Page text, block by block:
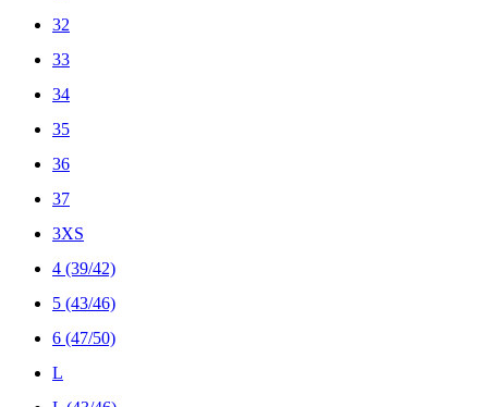
32
33
34
35
36
37
3XS
4 (39/42)
5 (43/46)
6 (47/50)
L